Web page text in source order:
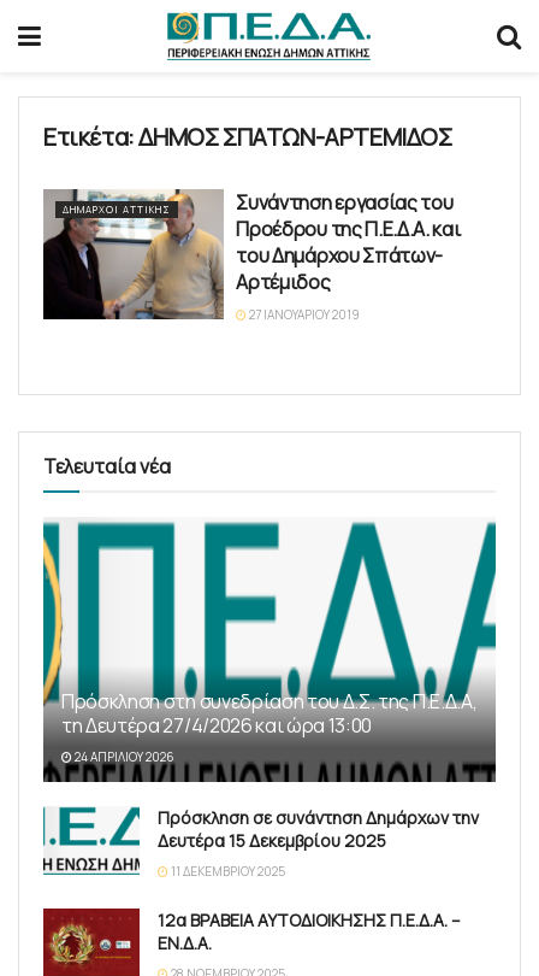
Ετικέτα:ΔΗΜΟΣ ΣΠΑΤΩΝ-ΑΡΤΕΜΙΔΟΣ
ΔΉΜΑΡΧΟΙ ΑΤΤΙΚΉΣ
Συνάντηση εργασίας του
Προέδρου της Π.Ε.Δ.Α. και
του Δημάρχου Σπάτων-
Αρτέμιδος
27 ΙΑΝΟΥΑΡΊΟΥ 2019
Τελευταία νέα
Πρόσκληση στη συνεδρίαση του Δ.Σ. της Π.Ε.Δ.Α,
τη Δευτέρα 27/4/2026 και ώρα 13:00
24 ΑΠΡΙΛΊΟΥ 2026
Πρόσκληση σε συνάντηση Δημάρχων την
Δευτέρα 15 Δεκεμβρίου 2025
11 ΔΕΚΕΜΒΡΊΟΥ 2025
12α ΒΡΑΒΕΙΑ ΑΥΤΟΔΙΟΙΚΗΣΗΣ Π.Ε.Δ.Α. –
ΕΝ.Δ.Α.